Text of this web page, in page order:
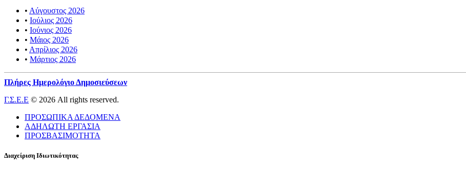
• Αύγουστος 2026
• Ιούλιος 2026
• Ιούνιος 2026
• Μάιος 2026
• Απρίλιος 2026
• Μάρτιος 2026
Πλήρες Ημερολόγιο Δημοσιεύσεων
Γ.Σ.Ε.Ε © 2026 All rights reserved.
ΠΡΟΣΩΠΙΚΑ ΔΕΔΟΜΕΝΑ
ΑΔΗΛΩΤΗ ΕΡΓΑΣΙΑ
ΠΡΟΣΒΑΣΙΜΟΤΗΤΑ
Διαχείριση Ιδιωτικότητας